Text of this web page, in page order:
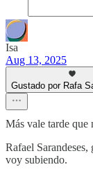
Isa
Aug 13, 2025
Gustado por Rafa
Más vale tarde que
Rafael
voy subiendo.